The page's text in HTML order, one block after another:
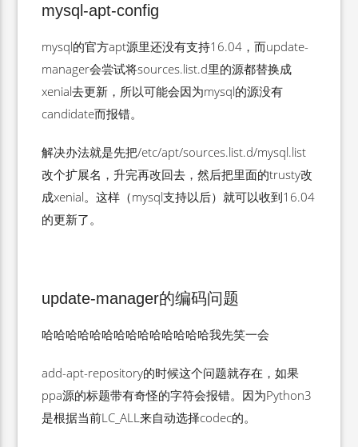
mysql-apt-config
mysql的官方apt源里还没有支持16.04，而update-
manager会尝试将sources.list.d里的源都替换成
xenial去更新，所以可能会因为mysql的源没有
candidate而报错。
解决办法就是先把/etc/apt/sources.list.d/mysql.list
改个扩展名，升完再改回去，然后把里面的trusty改
成xenial。这样（mysql支持以后）就可以收到16.04
的更新了。
update-manager的编码问题
哈哈哈哈哈哈哈哈哈哈哈哈哈哈我先笑一会
add-apt-repository的时候这个问题就存在，如果
ppa源的标题带有奇怪的字符会报错。因为Python3
是根据当前LC_ALL来自动选择codec的。